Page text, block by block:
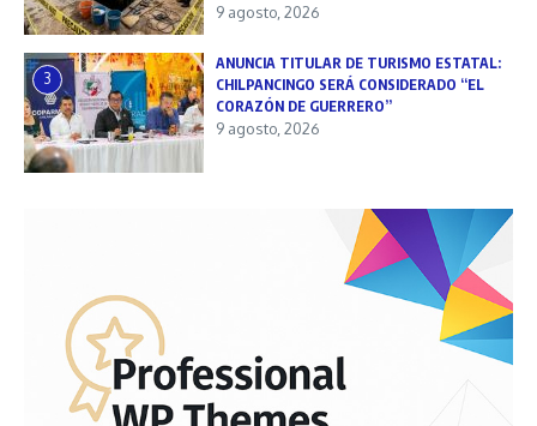
9 agosto, 2026
3
ANUNCIA TITULAR DE TURISMO ESTATAL:
CHILPANCINGO SERÁ CONSIDERADO “EL
CORAZÓN DE GUERRERO”
9 agosto, 2026